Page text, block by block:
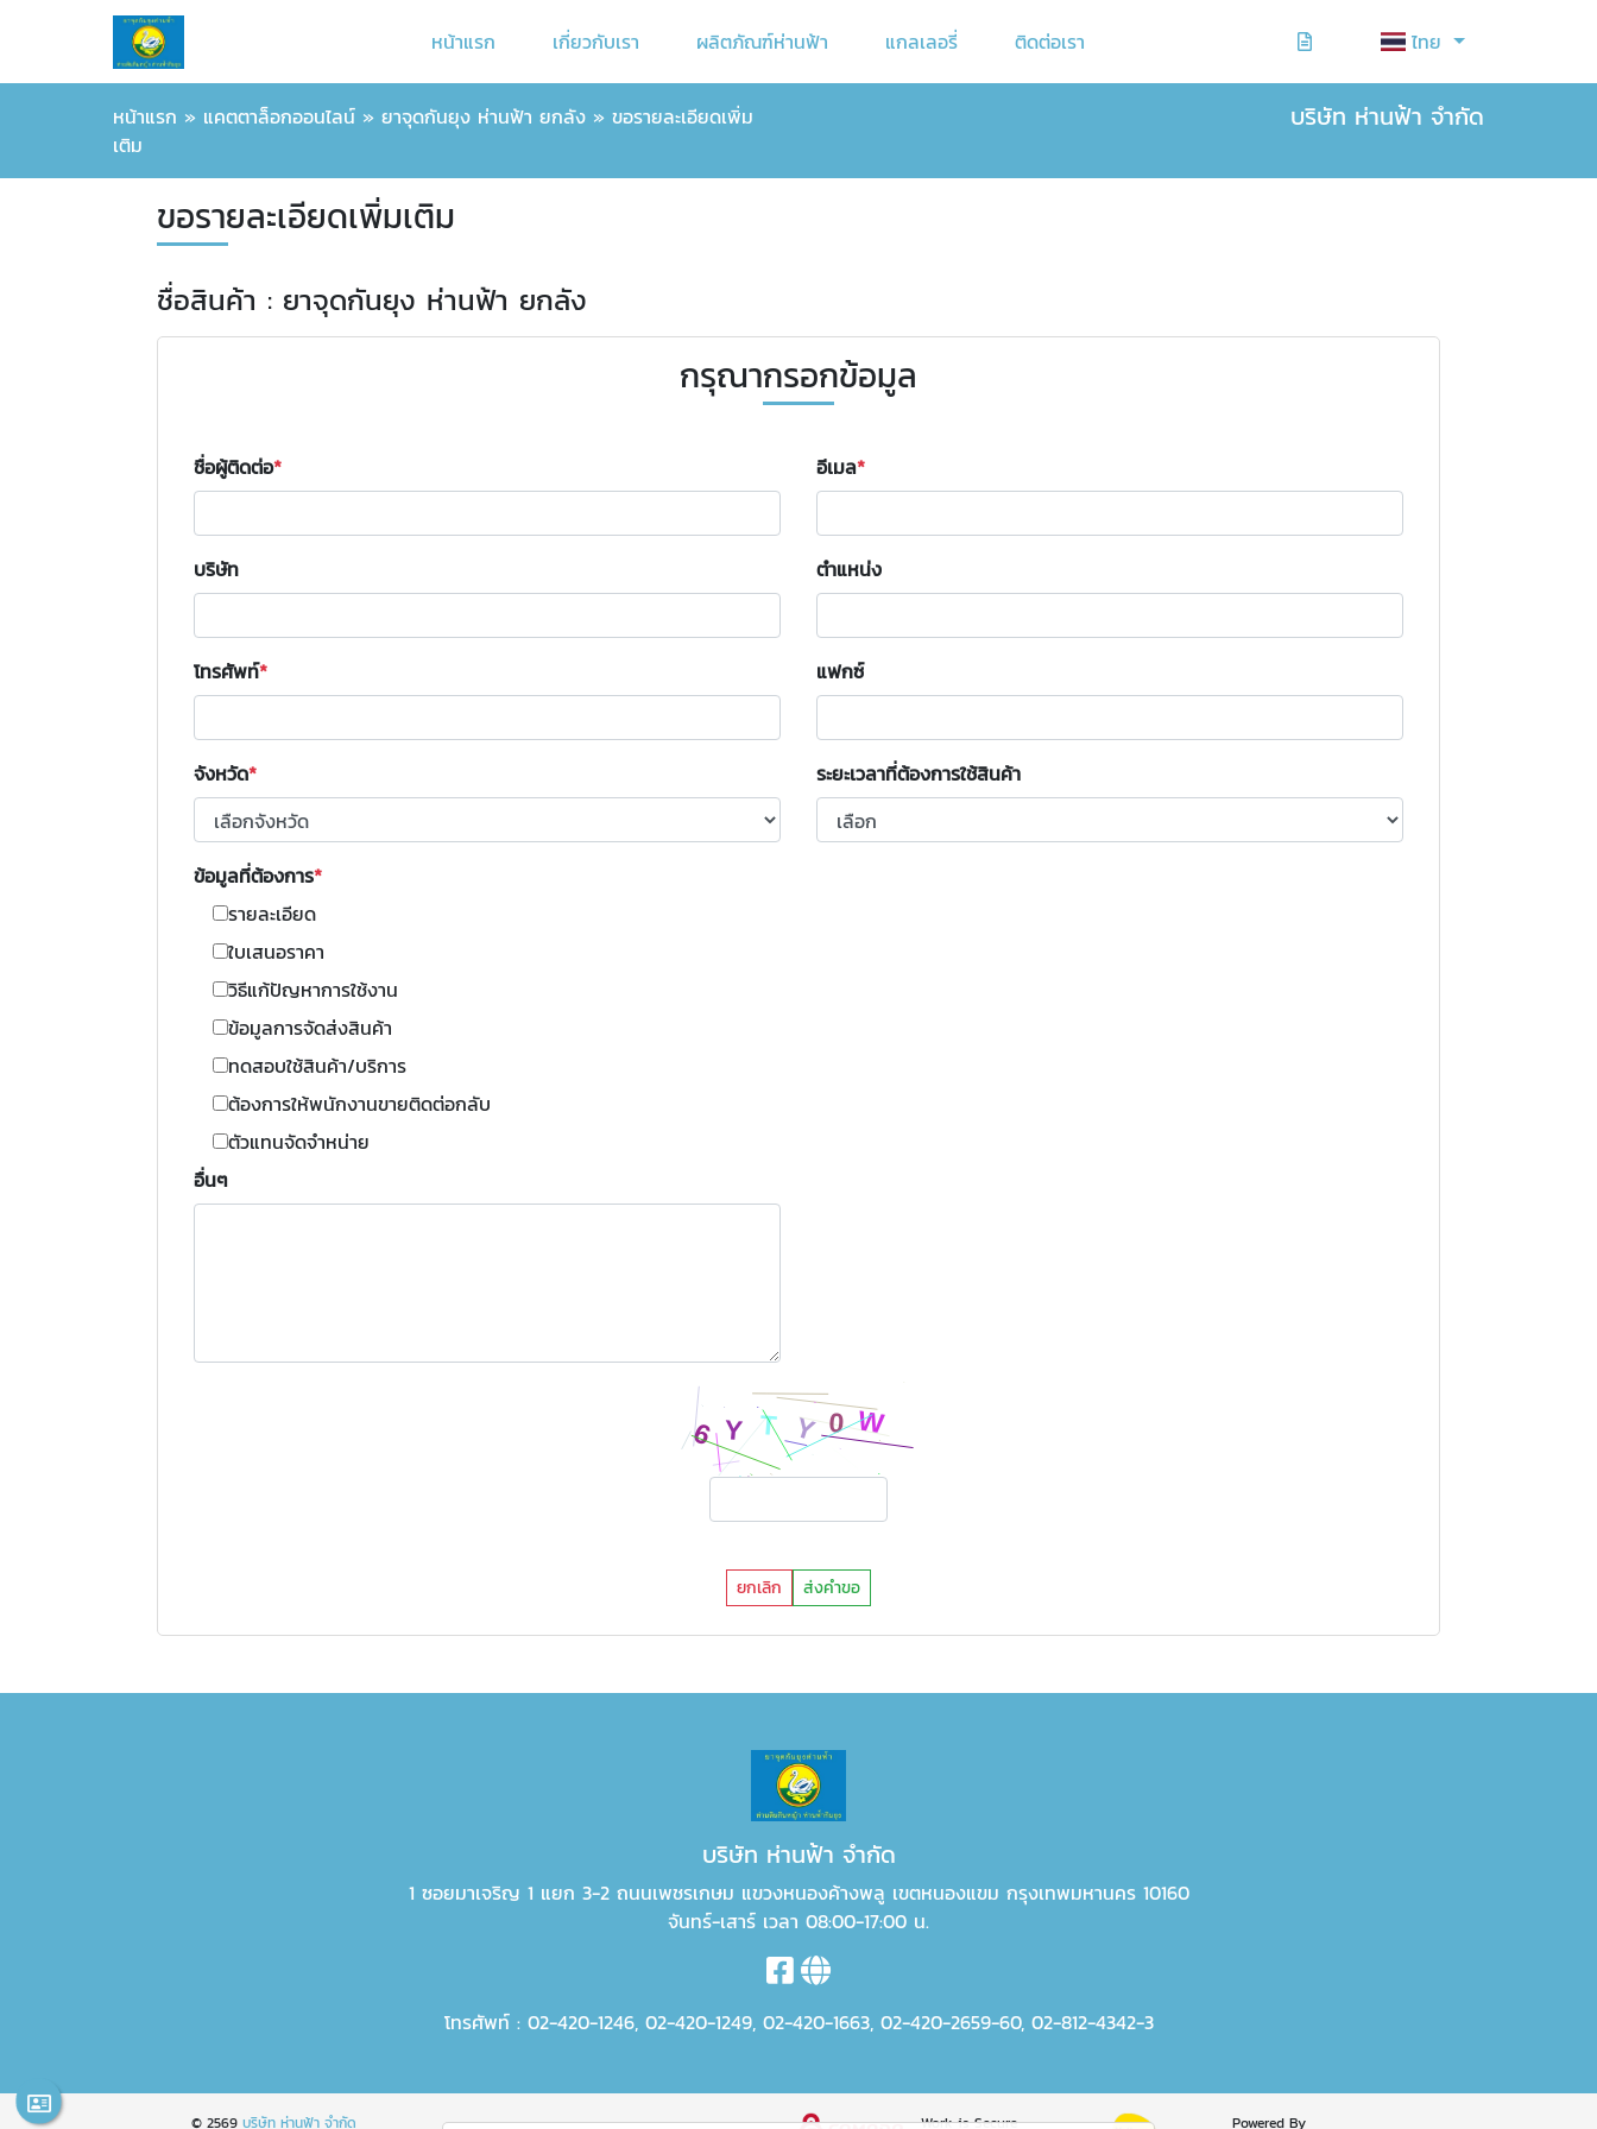
หน้าแรก เกี่ยวกับเรา ผลิตภัณฑ์ห่านฟ้า แกลเลอรี่ ติดต่อเรา ไทย
หน้าแรก » แคตตาล็อกออนไลน์ » ยาจุดกันยุง ห่านฟ้า ยกลัง » ขอรายละเอียดเพิ่ม
เติม
บริษัท ห่านฟ้า จำกัด
ขอรายละเอียดเพิ่มเติม
ชื่อสินค้า : ยาจุดกันยุง ห่านฟ้า ยกลัง
กรุณากรอกข้อมูล
ชื่อผู้ติดต่อ อีเมล
บริษัท ตำแหน่ง
โทรศัพท์ แฟกซ์
จังหวัด ระยะเวลาที่ต้องการใช้สินค้า
ข้อมูลที่ต้องการ
รายละเอียด
ใบเสนอราคา
วิธีแก้ปัญหาการใช้งาน
ข้อมูลการจัดส่งสินค้า
ทดสอบใช้สินค้า/บริการ
ต้องการให้พนักงานขายติดต่อกลับ
ตัวแทนจัดจำหน่าย
อื่นๆ
ยกเลิก ส่งคำขอ
บริษัท ห่านฟ้า จำกัด
1 ซอยมาเจริญ 1 แยก 3-2 ถนนเพชรเกษม แขวงหนองค้างพลู เขตหนองแขม กรุงเทพมหานคร 10160
จันทร์-เสาร์ เวลา 08:00-17:00 น.
โทรศัพท์ : 02-420-1246, 02-420-1249, 02-420-1663, 02-420-2659-60, 02-812-4342-3
© 2569บริษัท ห่านฟ้า จำกัด Work is Secure Powered By